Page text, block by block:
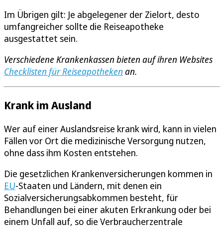
Im Übrigen gilt: Je abgelegener der Zielort, desto
umfangreicher sollte die Reiseapotheke
ausgestattet sein.
Verschiedene Krankenkassen bieten auf ihren Websites
Checklisten für Reiseapotheken an.
Krank im Ausland
Wer auf einer Auslandsreise krank wird, kann in vielen
Fällen vor Ort die medizinische Versorgung nutzen,
ohne dass ihm Kosten entstehen.
Die gesetzlichen Krankenversicherungen kommen in
EU-Staaten und Ländern, mit denen ein
Sozialversicherungsabkommen besteht, für
Behandlungen bei einer akuten Erkrankung oder bei
einem Unfall auf, so die Verbraucherzentrale